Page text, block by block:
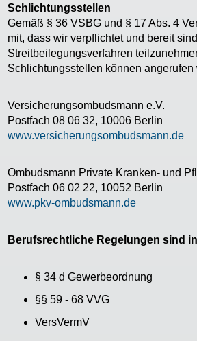
Schlichtungsstellen
Gemäß § 36 VSBG und § 17 Abs. 4
mit, dass wir verpflichtet und bereit
Streitbeilegungsverfahren
Schlichtungsstellen können angerufen
Versicherungsombudsmann e.V.
Postfach 08 06 32, 10006 Berlin
www.versicherungsombudsmann.de
Ombudsmann Private Kranken- und
Postfach 06 02 22, 10052 Berlin
www.pkv-ombudsmann.de
Berufsrechtliche Regelungen sind
§ 34 d Gewerbeordnung
§§ 59 - 68 VVG
VersVermV